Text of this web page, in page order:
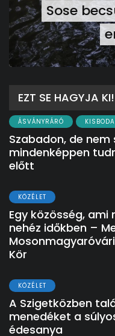
Sose
EZT SE HAGYJA KI!
ÁSVÁNYRÁRÓ
Szabadon, de
mindenképpen
előtt
KÖZÉLET
Egy közösség,
nehéz időkben –
Kör
KÖZÉLET
A Szigetközben
menedéket a
édesanya